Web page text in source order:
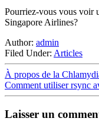
Pourriez-vous vous voir
Singapore Airlines?
Author: admin
Filed Under: Articles
À propos de la
Comment utiliser rsync
Laisser un